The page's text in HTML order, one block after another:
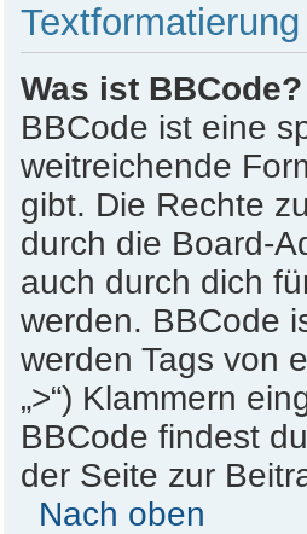
Was ist BBCode?
BBCode ist eine
weitreichende
gibt. Die Rechte
durch die Board-
auch durch dich
werden. BBCode
werden Tags von
„>“) Klammern
BBCode findest
der Seite zur
Nach oben